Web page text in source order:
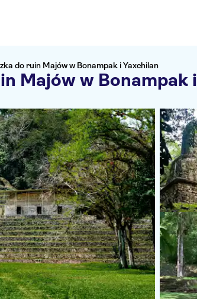
do ruin Majów w Bonampak i Yaxchilan
Majów w Bonampak i